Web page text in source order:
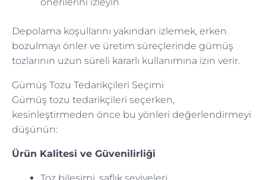
Depolama koşullarını yakından izlemek, erken
bozulmayı önler ve üretim süreçlerinde gümüş
tozlarının uzun süreli kararlı kullanımına izin verir.
Gümüş Tozu Tedarikçileri Seçimi
Gümüş tozu tedarikçileri seçerken,
kesinleştirmeden önce bu yönleri değerlendirmeyi
düşünün:
Ürün Kalitesi ve Güvenilirliği